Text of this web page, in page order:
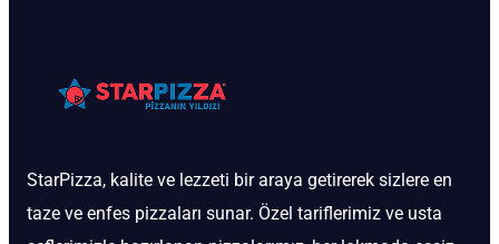
StarPizza, kalite ve lezzeti bir araya getirerek sizlere en
taze ve enfes pizzaları sunar. Özel tariflerimiz ve usta